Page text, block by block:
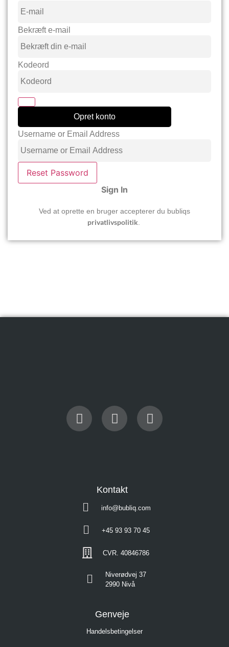
Bekræft e-mail
Kodeord
Opret konto
Username or Email Address
Reset Password
Sign In
Ved at oprette en bruger accepterer du bubliqs
privatlivspolitik
Kontakt
info@bubliq.com
+45 93 93 70 45
CVR. 40846786
Niverødvej 37
2990 Nivå
Genveje
Handelsbetingelser